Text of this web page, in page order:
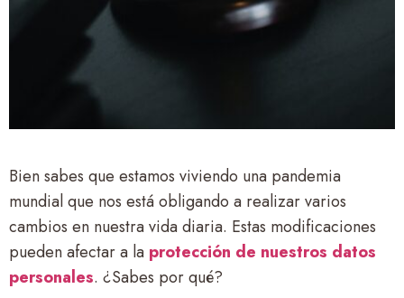
Bien sabes que estamos viviendo una pandemia
mundial que nos está obligando a realizar varios
cambios en nuestra vida diaria. Estas modificaciones
pueden afectar a la protección de nuestros datos
personales. ¿Sabes por qué?